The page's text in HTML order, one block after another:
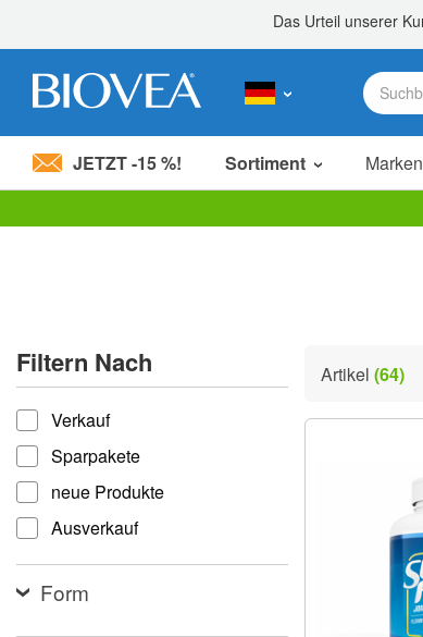
Bitte
Barrierefreiheitssystem.
Drücken
Sie
Strg-
F11,
um
die
Website
an
Sehbehinderte
anzupassen,
einen
JETZT -15 %! Sortiment Marken
Filtern Nach
filtern nach
Verkauf
Sparpakete
neue Produkte
Ausverkauf
Form
Artikel (64)